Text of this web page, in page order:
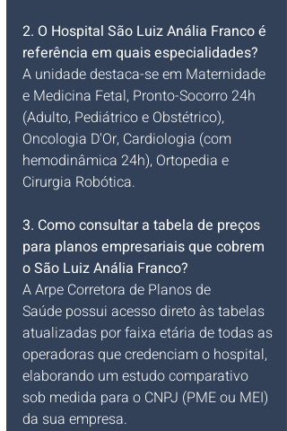
2. O Hospital São Luiz Anália Franco é
referência em quais especialidades?
A unidade destaca-se em Maternidade
e Medicina Fetal, Pronto-Socorro 24h
(Adulto, Pediátrico e Obstétrico),
Oncologia D'Or, Cardiologia (com
hemodinâmica 24h), Ortopedia e
Cirurgia Robótica.
3. Como consultar a tabela de preços
para planos empresariais que cobrem
o São Luiz Anália Franco?
A Arpe Corretora de Planos de
Saúde possui acesso direto às tabelas
atualizadas por faixa etária de todas as
operadoras que credenciam o hospital,
elaborando um estudo comparativo
sob medida para o CNPJ (PME ou MEI)
da sua empresa.